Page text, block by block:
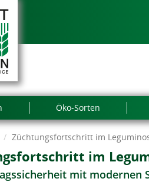
Öko-Sorten
Züchtungsfortschritt im
im
mit modernen